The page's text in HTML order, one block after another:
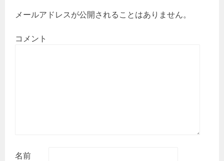
メールアドレスが公開されることはありません。
コメント
名前